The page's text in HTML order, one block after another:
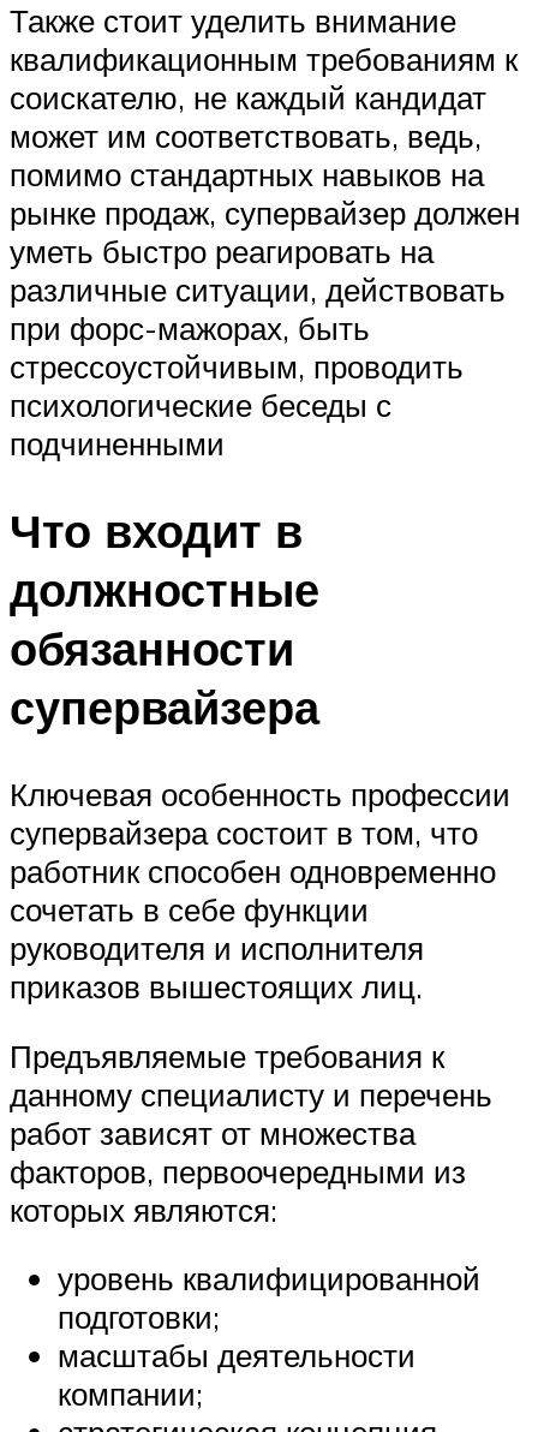
Также стоит уделить внимание
квалификационным требованиям к
соискателю, не каждый кандидат
может им соответствовать, ведь,
помимо стандартных навыков на
рынке продаж, супервайзер должен
уметь быстро реагировать на
различные ситуации, действовать
при форс-мажорах, быть
стрессоустойчивым, проводить
психологические беседы с
подчиненными
Что входит в
должностные
обязанности
супервайзера
Ключевая особенность профессии
супервайзера состоит в том, что
работник способен одновременно
сочетать в себе функции
руководителя и исполнителя
приказов вышестоящих лиц.
Предъявляемые требования к
данному специалисту и перечень
работ зависят от множества
факторов, первоочередными из
которых являются:
уровень квалифицированной
подготовки;
масштабы деятельности
компании;